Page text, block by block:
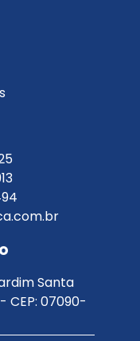
Santa
CEP: 07090-